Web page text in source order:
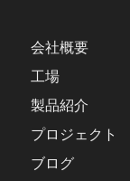
会社概要
工場
製品紹介
プロジェクト
ブログ